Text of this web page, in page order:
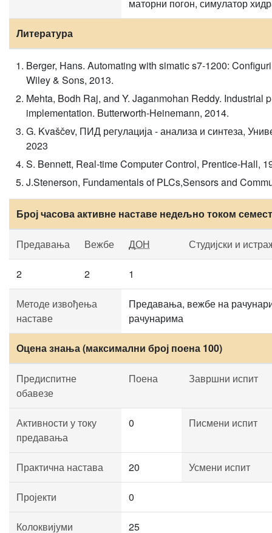
маторни погон, симулатор
Литература
Berger, Hans. Automating with simatic s7-1200:
Wiley & Sons, 2013.
Mehta, Bodh Raj, and Y. Jaganmohan Reddy. Industrial
implementation. Butterworth-Heinemann, 2014.
G. Kvaščev, ПИД регулација - анализа и синтеза,
2023
S. Bennett, Real-time Computer Control, Prentice-Hall,
J.Stenerson, Fundamentals of PLCs,Sensors and
Број часова активне наставе недељно током
Предавања Вежбе ДОН Студијски и
2 2 1
Методе извођења
наставе
Предавања, вежбе на
рачунарима
Оцена знања (максимални број поена 100)
Предиспитне
обавезе
Поена Завршни испит
Активности у току
предавања
0 Писмени испит
Практична настава 20 Усмени испит
Пројекти 0
Колоквијуми 25